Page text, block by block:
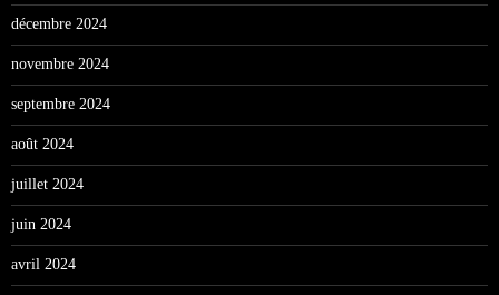
décembre 2024
novembre 2024
septembre 2024
août 2024
juillet 2024
juin 2024
avril 2024